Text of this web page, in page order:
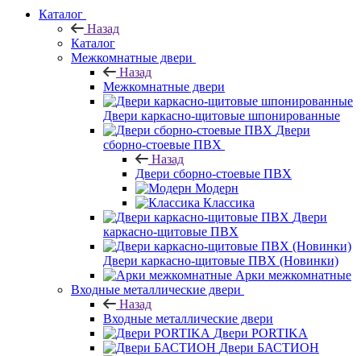
Каталог
Назад
Каталог
Межкомнатные двери
Назад
Межкомнатные двери
Двери каркасно-щитовые шпонированные
Двери
сборно-стоевые ПВХ
Назад
Двери сборно-стоевые ПВХ
Модерн
Классика
Двери
каркасно-щитовые ПВХ
Двери каркасно-щитовые ПВХ (Новинки)
Арки межкомнатные
Входные металлические двери
Назад
Входные металлические двери
Двери PORTIKA
Двери БАСТИОН